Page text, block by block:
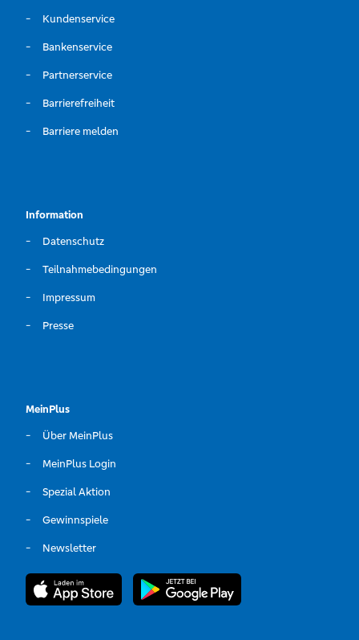
Kundenservice
Bankenservice
Partnerservice
Barrierefreiheit
Barriere melden
Information
Datenschutz
Teilnahmebedingungen
Impressum
Presse
MeinPlus
Über MeinPlus
MeinPlus Login
Spezial Aktion
Gewinnspiele
Newsletter